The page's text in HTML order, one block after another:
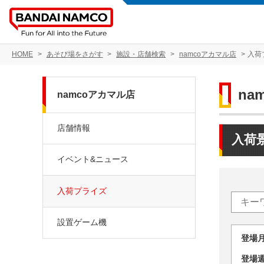
HOME あそび場をさがす 施設・店舗検索 namcoアカマル店 入荷
入荷
登
登
namcoアカマル店
店舗情報
イベント&ニュース
入荷プライズ
設置ゲーム機